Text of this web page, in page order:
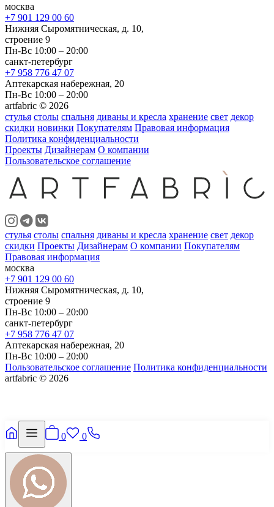
москва
+7 901 129 00 60
Нижняя Сыромятническая, д. 10,
строение 9
Пн-Вс 10:00 – 20:00
санкт-петербург
+7 958 776 47 07
Аптекарская набережная, 20
Пн-Вс 10:00 – 20:00
artfabric © 2026
стулья столы спальня диваны и кресла хранение свет декор
скидки новинки Покупателям Правовая информация
Политика конфиденциальности
Проекты Дизайнерам О компании
Пользовательское соглашение
стулья столы спальня диваны и кресла хранение свет декор
скидки Проекты Дизайнерам О компании Покупателям
Правовая информация
москва
+7 901 129 00 60
Нижняя Сыромятническая, д. 10,
строение 9
Пн-Вс 10:00 – 20:00
санкт-петербург
+7 958 776 47 07
Аптекарская набережная, 20
Пн-Вс 10:00 – 20:00
Пользовательское соглашение Политика конфиденциальности
artfabric © 2026
0 0